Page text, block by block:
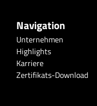
Navigation
Unternehmen
Highlights
Karriere
Zertifikats-Download